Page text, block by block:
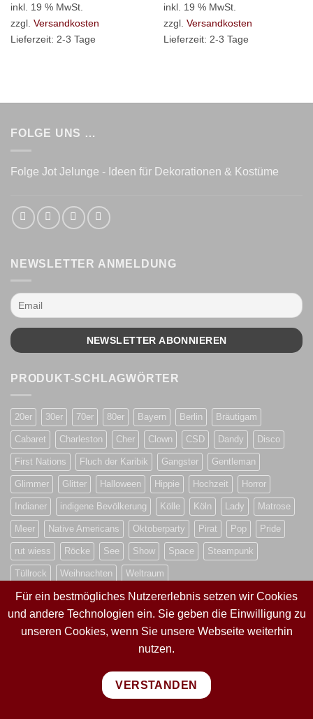
inkl. 19 % MwSt.
zzgl. Versandkosten
Lieferzeit: 2-3 Tage
47,95 €37,40 €.
inkl. 19 % MwSt.
zzgl. Versandkosten
Lieferzeit: 2-3 Tage
FOLGE UNS …
Folge Jot Jelunge - Ideen für Dekorationen & Kostüme
NEWSLETTER ANMELDUNG
PRODUKT-SCHLAGWÖRTER
20er 30er 70er 80er Bayern Berlin Bräutigam
Cabaret Charleston Cher Clown CSD Dandy Disco
First Nations Fluch der Karibik Gangster Gentleman
Glimmer Glitter Halloween Hippie Hochzeit Horror
Indianer indigene Bevölkerung Kölle Köln Lady Matrose
Meer Native Americans Oktoberparty Pirat Pop Pride
rut wiess Röcke See Show Space Steampunk
Tüllrock Weihnachten Weltraum
VERTRAG WIDERRUFEN
Für ein bestmögliches Nutzererlebnis setzen wir Cookies
und andere Technologien ein. Sie geben die Einwilligung zu
unseren Cookies, wenn Sie unsere Webseite weiterhin
nutzen.
VERSTANDEN